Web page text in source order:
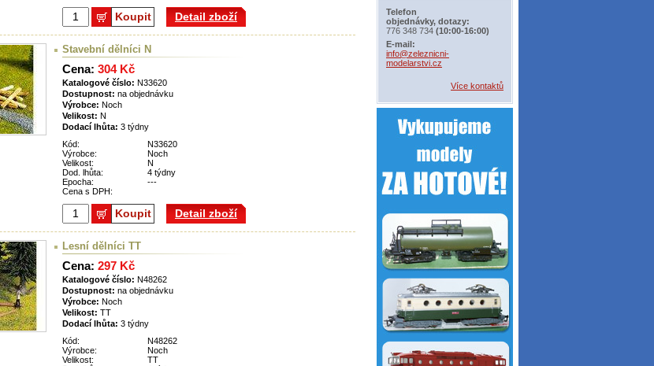
Koupit Detail zboží
Stavební dělníci N
Cena: 304 Kč
Katalogové číslo: N33620
Dostupnost: na objednávku
Výrobce: Noch
Velikost: N
Dodací lhůta: 3 týdny
Kód:
N33620
Výrobce:
Noch
Velikost:
N
Dod. lhůta:
4 týdny
Epocha:
---
Cena s DPH:
Koupit Detail zboží
Lesní dělníci TT
Cena: 297 Kč
Katalogové číslo: N48262
Dostupnost: na objednávku
Výrobce: Noch
Velikost: TT
Dodací lhůta: 3 týdny
Kód:
N48262
Výrobce:
Noch
Velikost:
TT
Telefon
objednávky, dotazy:
776 348 734 (10:00-16:00)
E-mail:
info@zeleznicni-
modelarstvi.cz
Více kontaktů